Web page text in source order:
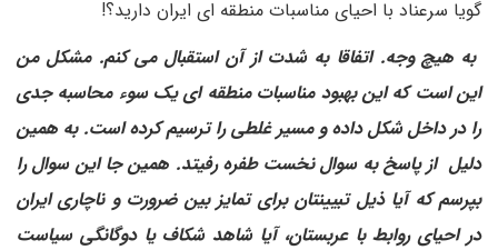
گویا سرعناد با احیای مناسبات منطقه ای ایران دارید؟!
به هیچ وجه. اتفاقا به شدت از آن استقبال می کنم. مشکل من
این است که این بهبود مناسبات منطقه ای یک سوء محاسبه جدی
را در داخل شکل داده و مسیر غلطی را ترسیم کرده است. به همین
دلیل از پاسخ به سوال نخست طفره رفیتد. همین جا این سوال را
بپرسم که آیا ذیل تبیینتان برای تمایز بین ضرورت و ناچاری ایران
در احیای روابط با عربستان، آیا شاهد شکاف یا دوگانگی سیاست